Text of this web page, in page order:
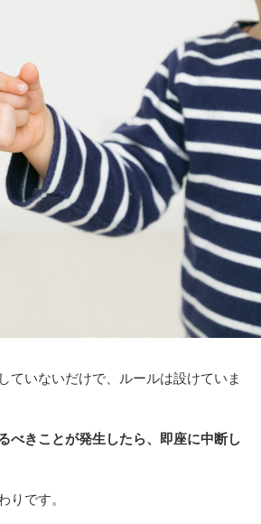
ていないだけで、ルールは設けていま
べきことが発生したら、即座に中断し
りです。